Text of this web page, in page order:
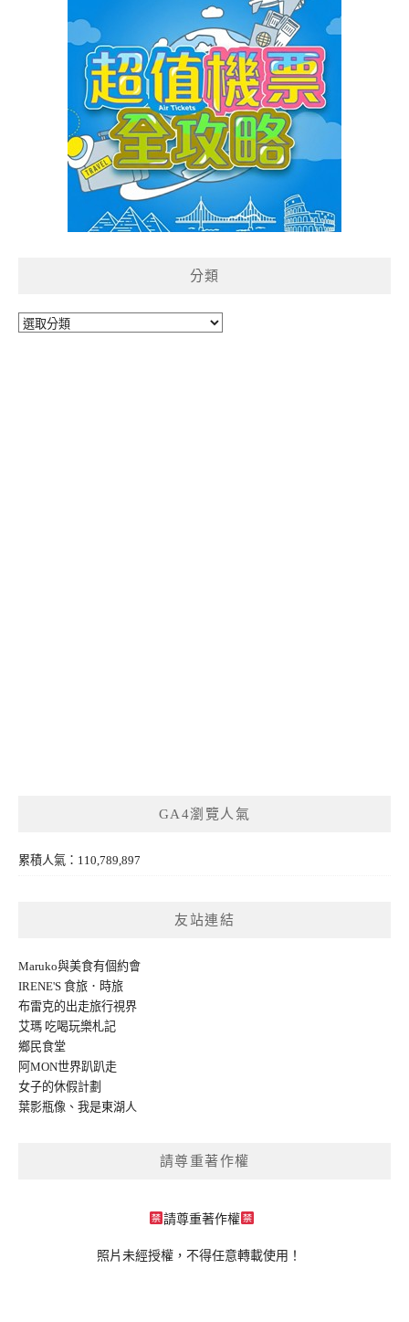
分類
分
GA4瀏覽人氣
累積人氣：110,789,897
友站連結
Maruko與美食有個約會
IRENE'S 食旅．時旅
布雷克的出走旅行視界
艾瑪 吃喝玩樂札記
鄉民食堂
阿MON世界趴趴走
女子的休假計劃
葉影瓶像 、 我是東湖人
請尊重著作權
請尊重著作權
照片未經授權，不得任意轉載使用！